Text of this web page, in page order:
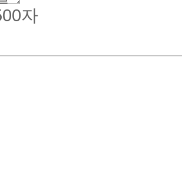
자